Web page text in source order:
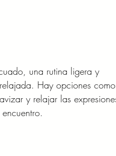
una rutina ligera y
Hay opciones como
y relajar las